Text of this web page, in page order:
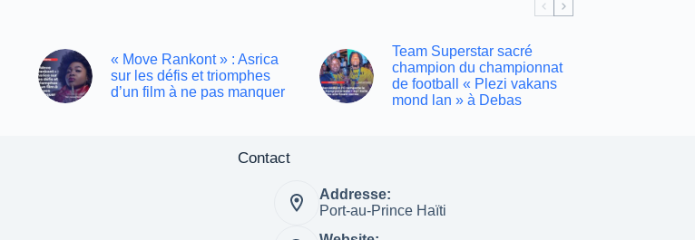
« Move Rankont » : Asrica
sur les défis et triomphes
d’un film à ne pas manquer
Team Superstar sacré
champion du championnat
de football « Plezi vakans
mond lan » à Debas
Contact
Addresse:
Port-au-Prince Haïti